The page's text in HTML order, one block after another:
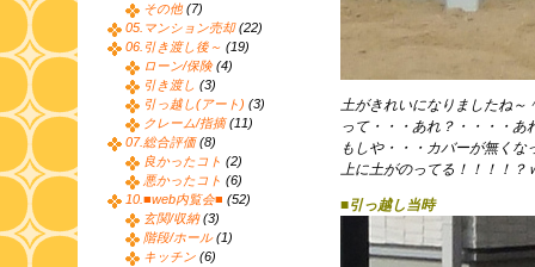
土がきれいになりましたね～
って・・・あれ？・・・・あ
もしや・・・カバーが無くな
上に土がのってる！！！！？
■引っ越し当時
その他 (7)
05.マンション売却(22)
06.引き渡し後～ (19)
ローン/保険(4)
引き渡し (3)
引っ越し(アート) (3)
クレーム/指摘(11)
07.総合評価(8)
良かったコト (2)
悪かったコト (6)
10.■web内覧会■ (52)
玄関/収納(3)
階段/ホール(1)
キッチン (6)